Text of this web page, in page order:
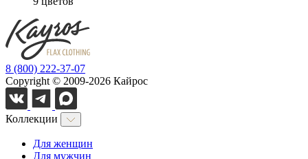
8 (800) 222-37-07
Copyright © 2009-2026 Кайрос
Коллекции
Для женщин
Для мужчин